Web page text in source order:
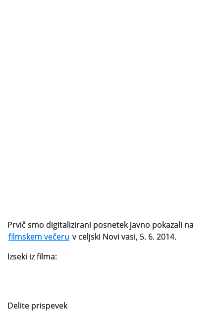
Prvič smo digitalizirani posnetek javno pokazali na
filmskem večeru v celjski Novi vasi, 5. 6. 2014.
Izseki iz filma:
Delite prispevek